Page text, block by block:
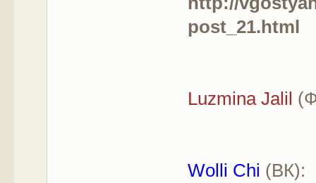
post_21.html
Luzmina Jalil
Wolli Chi (ВК):